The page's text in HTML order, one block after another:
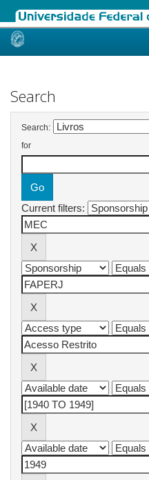
Skip
Search
Search:
for
Current filters: